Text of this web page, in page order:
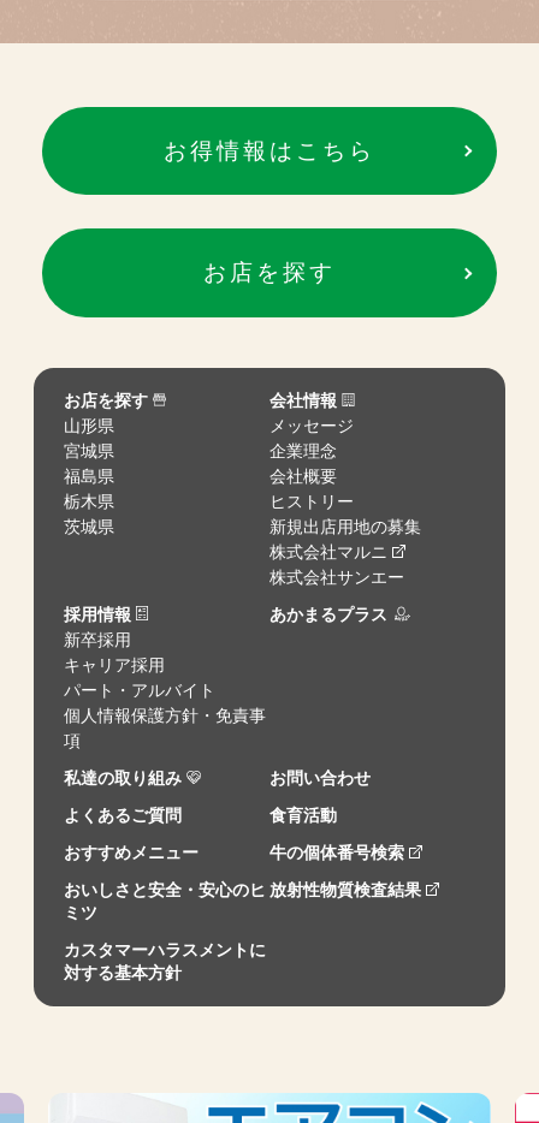
お得情報はこちら
お店を探す
お店を探す
山形県
宮城県
福島県
栃木県
茨城県
会社情報
メッセージ
企業理念
会社概要
ヒストリー
新規出店用地の募集
株式会社マルニ
株式会社サンエー
採用情報
新卒採用
キャリア採用
パート・アルバイト
個人情報保護方針・免責事
項
あかまるプラス
私達の取り組み
お問い合わせ
よくあるご質問
食育活動
おすすめメニュー
牛の個体番号検索
おいしさと安全・安心のヒ
ミツ
放射性物質検査結果
カスタマーハラスメントに
対する基本方針